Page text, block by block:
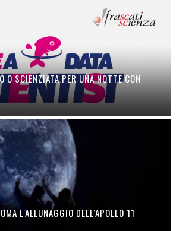
O SCIENZIATA PER UNA NOTTE CON
L'ALLUNAGGIO DELL'APOLLO 11